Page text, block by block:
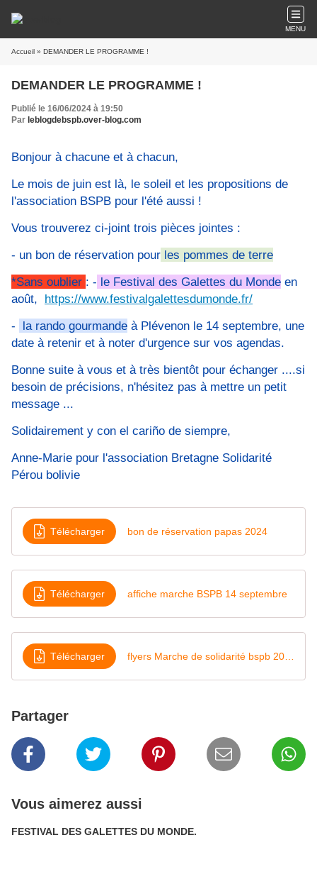
MENU
Accueil » DEMANDER LE PROGRAMME !
DEMANDER LE PROGRAMME !
Publié le 16/06/2024 à 19:50
Par leblogdebspb.over-blog.com
Bonjour à chacune et à chacun,
Le mois de juin est là, le soleil et les propositions de
l'association BSPB pour l'été aussi !
Vous trouverez ci-joint trois pièces jointes :
- un bon de réservation pour les pommes de terre
*Sans oublier : - le Festival des Galettes du Monde en
août, https://www.festivalgalettesdumonde.fr/
- la rando gourmande à Plévenon le 14 septembre, une
date à retenir et à noter d'urgence sur vos agendas.
Bonne suite à vous et à très bientôt pour échanger ....si
besoin de précisions, n'hésitez pas à mettre un petit
message ...
Solidairement y con el cariño de siempre,
Anne-Marie pour l'association Bretagne Solidarité
Pérou bolivie
Télécharger bon de réservation papas 2024
Télécharger affiche marche BSPB 14 septembre
Télécharger
Partager
Vous aimerez aussi
FESTIVAL DES GALETTES DU MONDE.